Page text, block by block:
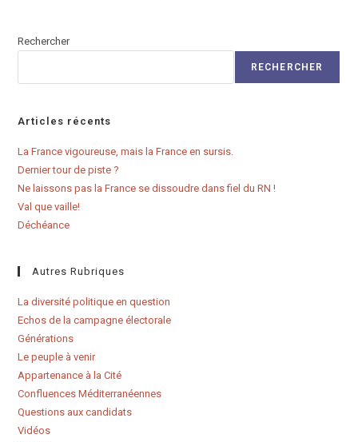
Rechercher
RECHERCHER
Articles récents
La France vigoureuse, mais la France en sursis.
Dernier tour de piste ?
Ne laissons pas la France se dissoudre dans fiel du RN !
Val que vaille!
Déchéance
Autres Rubriques
La diversité politique en question
Echos de la campagne électorale
Générations
Le peuple à venir
Appartenance à la Cité
Confluences Méditerranéennes
Questions aux candidats
Vidéos